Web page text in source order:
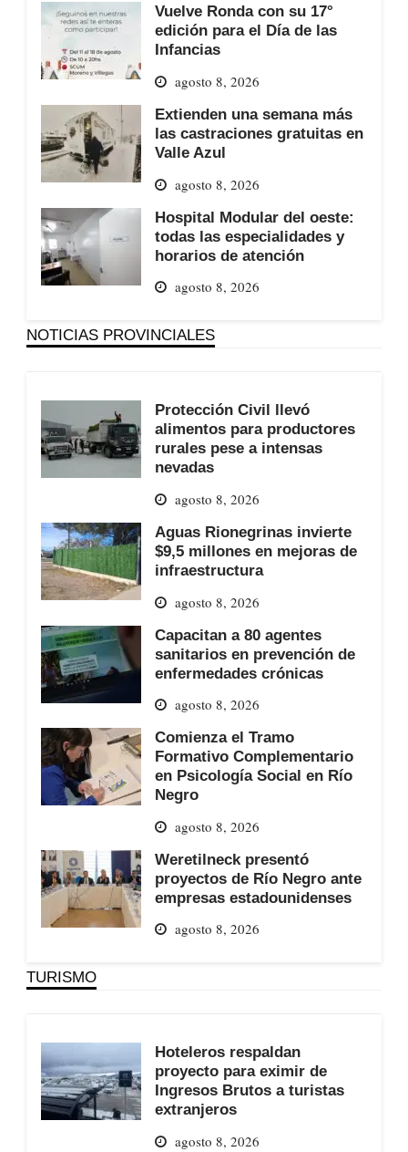
Vuelve Ronda con su 17°
edición para el Día de las
Infancias
agosto 8, 2026
Extienden una semana más
las castraciones gratuitas en
Valle Azul
agosto 8, 2026
Hospital Modular del oeste:
todas las especialidades y
horarios de atención
agosto 8, 2026
NOTICIAS PROVINCIALES
Protección Civil llevó
alimentos para productores
rurales pese a intensas
nevadas
agosto 8, 2026
Aguas Rionegrinas invierte
$9,5 millones en mejoras de
infraestructura
agosto 8, 2026
Capacitan a 80 agentes
sanitarios en prevención de
enfermedades crónicas
agosto 8, 2026
Comienza el Tramo
Formativo Complementario
en Psicología Social en Río
Negro
agosto 8, 2026
Weretilneck presentó
proyectos de Río Negro ante
empresas estadounidenses
agosto 8, 2026
TURISMO
Hoteleros respaldan
proyecto para eximir de
Ingresos Brutos a turistas
extranjeros
agosto 8, 2026